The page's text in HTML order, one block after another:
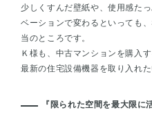
少しくすんだ壁紙や、使用感た
ベーションで変わるといっても
当のところです。
Ｋ様も、中古マンションを購入
最新の住宅設備機器を取り入れた
『限られた空間を最大限に